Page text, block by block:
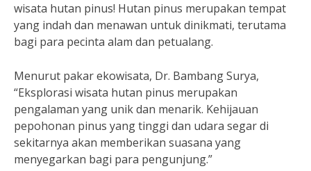
wisata hutan pinus! Hutan pinus merupakan tempat
yang indah dan menawan untuk dinikmati, terutama
bagi para pecinta alam dan petualang.
Menurut pakar ekowisata, Dr. Bambang Surya,
“Eksplorasi wisata hutan pinus merupakan
pengalaman yang unik dan menarik. Kehijauan
pepohonan pinus yang tinggi dan udara segar di
sekitarnya akan memberikan suasana yang
menyegarkan bagi para pengunjung.”